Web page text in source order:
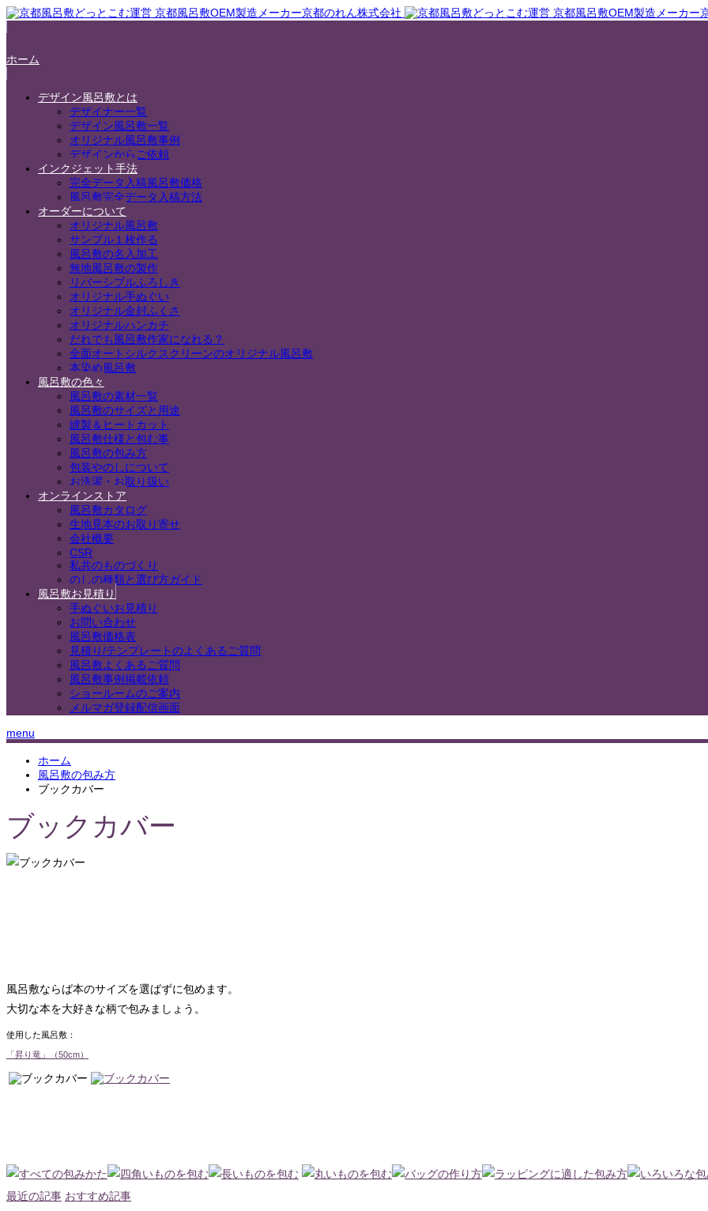
ホーム
デザイン風呂敷とは
デザイナー一覧
デザイン風呂敷一覧
オリジナル風呂敷事例
デザインからご依頼
インクジェット手法
完全データ入稿風呂敷価格
風呂敷完全データ入稿方法
オーダーについて
オリジナル風呂敷
サンプル１枚作る
風呂敷の名入加工
無地風呂敷の製作
リバーシブルふろしき
オリジナル手ぬぐい
オリジナル金封ふくさ
オリジナルハンカチ
だれでも風呂敷作家になれる？
全面オートシルクスクリーンのオリジナル風呂敷
本染め風呂敷
風呂敷の色々
風呂敷の素材一覧
風呂敷のサイズと用途
縫製＆ヒートカット
風呂敷仕様と包む事
風呂敷の包み方
包装やのしについて
お洗濯・お取り扱い
オンラインストア
風呂敷カタログ
生地見本のお取り寄せ
会社概要
CSR
私共のものづくり
のしの種類と選び方ガイド
風呂敷お見積り
手ぬぐいお見積り
お問い合わせ
風呂敷価格表
見積り/テンプレートのよくあるご質問
風呂敷よくあるご質問
風呂敷事例掲載依頼
ショールームのご案内
メルマガ登録配信画面
menu
ホーム
風呂敷の包み方
ブックカバー
ブックカバー
風呂敷ならば本のサイズを選ばずに包めます。
大切な本を大好きな柄で包みましょう。
使用した風呂敷：
「昇り竜」（50cm）
最近の記事 おすすめ記事